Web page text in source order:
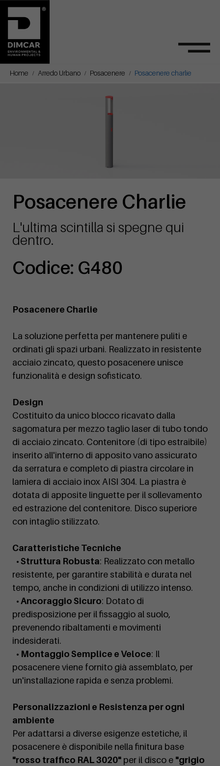
Home Arredo Urbano Posacenere Posacenere charlie
Posacenere Charlie
L'ultima scintilla si spegne qui
dentro.
Codice: G480
Posacenere Charlie
La soluzione perfetta per mantenere puliti e
ordinati gli spazi urbani. Realizzato in resistente
acciaio zincato, questo posacenere unisce
funzionalità e design sofisticato.
Design
Costituito da unico blocco ricavato dalla
sagomatura per mezzo taglio laser di tubo tondo
di acciaio zincato. Contenitore (di tipo estraibile)
inserito all'interno di apposito vano assicurato
da serratura e completo di piastra circolare in
lamiera di acciaio inox AISI 304. La piastra è
dotata di apposite linguette per il sollevamento
ed estrazione del contenitore. Disco superiore
con intaglio stilizzato.
Caratteristiche Tecniche
• Struttura Robusta: Realizzato con metallo
resistente, per garantire stabilità e durata nel
tempo, anche in condizioni di utilizzo intenso.
• Ancoraggio Sicuro: Dotato di
predisposizione per il fissaggio al suolo,
prevenendo ribaltamenti e movimenti
indesiderati.
• Montaggio Semplice e Veloce: Il
posacenere viene fornito già assemblato, per
un'installazione rapida e senza problemi.
Personalizzazioni e Resistenza per ogni
ambiente
Per adattarsi a diverse esigenze estetiche, il
posacenere è disponibile nella finitura base
"rosso traffico RAL 3020" per il disco e "grigio